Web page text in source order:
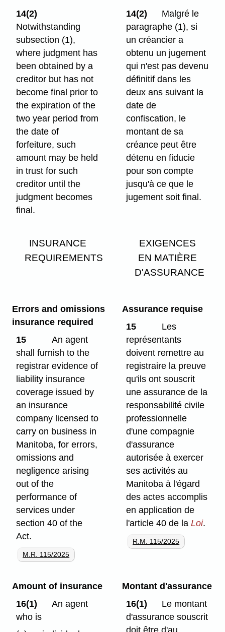
14(2)
Notwithstanding
subsection (1),
where judgment has
been obtained by a
creditor but has not
become final prior to
the expiration of the
two year period from
the date of
forfeiture, such
amount may be held
in trust for such
creditor until the
judgment becomes
final.
14(2)
Malgré le
paragraphe (1), si
un créancier a
obtenu un jugement
qui n'est pas devenu
définitif dans les
deux ans suivant la
date de
confiscation, le
montant de sa
créance peut être
détenu en fiducie
pour son compte
jusqu'à ce que le
jugement soit final.
INSURANCE
REQUIREMENTS
EXIGENCES
EN MATIÈRE
D'ASSURANCE
Errors and omissions
insurance required
15
An agent
shall furnish to the
registrar evidence of
liability insurance
coverage issued by
an insurance
company licensed to
carry on business in
Manitoba, for errors,
omissions and
negligence arising
out of the
performance of
services under
section 40 of the
Act.
M.R. 115/2025
Assurance requise
15
Les
représentants
doivent remettre au
registraire la preuve
qu'ils ont souscrit
une assurance de la
responsabilité civile
professionnelle
d'une compagnie
d'assurance
autorisée à exercer
ses activités au
Manitoba à l'égard
des actes accomplis
en application de
l'article 40 de laLoi.
R.M. 115/2025
Amount of insurance
16(1)
An agent
who is
Montant d'assurance
16(1)
Le montant
d'assurance souscrit
doit être d'au